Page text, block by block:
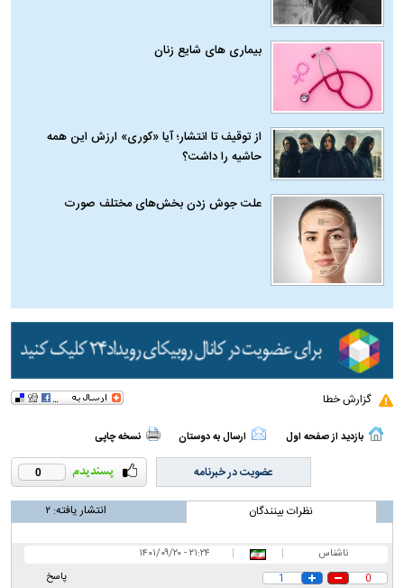
بیماری‌ های شایع زنان
از توقیف تا انتشار؛ آیا «کوری» ارزش این همه
حاشیه را داشت؟
علت جوش زدن بخش‌های مختلف صورت
گزارش خطا
بازدید از صفحه اول ارسال به دوستان نسخه چاپی
0 عضویت در خبرنامه
نظرات بینندگان انتشار یافته:۲
ناشناس |
|
۲۱:۲۴ - ۱۴۰۱/۰۹/۲۰
پاسخ
0
1